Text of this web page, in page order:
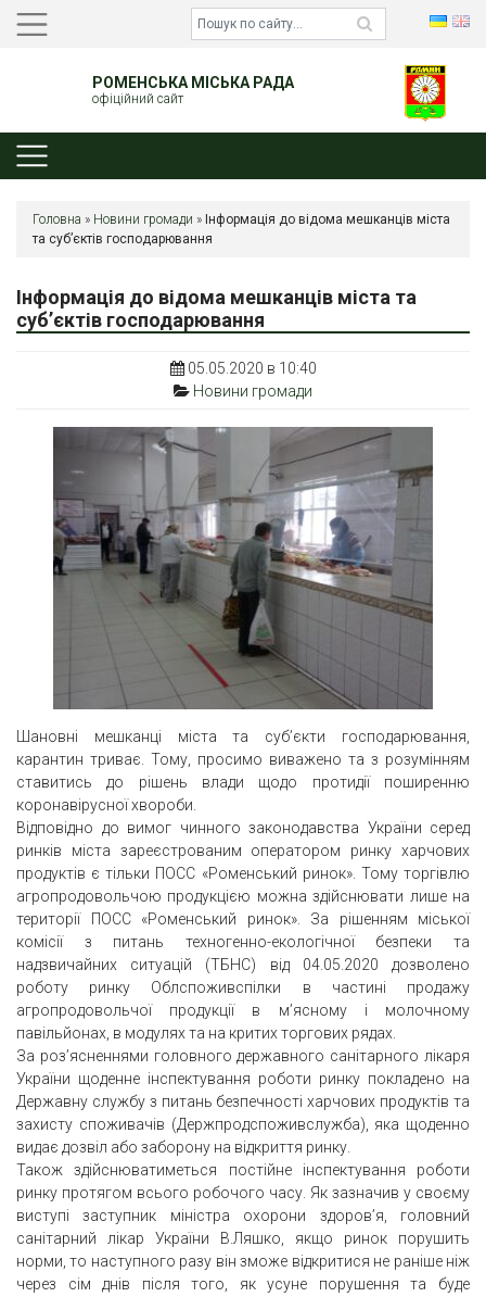
РОМЕНСЬКА МІСЬКА РАДА
офіційний сайт
Головна » Новини громади » Інформація до відома мешканців міста
та суб’єктів господарювання
Інформація до відома мешканців міста та
суб’єктів господарювання
05.05.2020 в 10:40
Новини громади
Шановні мешканці міста та суб’єкти господарювання,
карантин триває. Тому, просимо виважено та з розумінням
ставитись до рішень влади щодо протидії поширенню
коронавірусної хвороби.
Відповідно до вимог чинного законодавства України серед
ринків міста зареєстрованим оператором ринку харчових
продуктів є тільки ПОСС «Роменський ринок». Тому торгівлю
агропродовольчою продукцією можна здійснювати лише на
території ПОСС «Роменський ринок». За рішенням міської
комісії з питань техногенно-екологічної безпеки та
надзвичайних ситуацій (ТБНС) від 04.05.2020 дозволено
роботу ринку Облспоживспілки в частині продажу
агропродовольчої продукції в м’ясному і молочному
павільйонах, в модулях та на критих торгових рядах.
За роз’ясненнями головного державного санітарного лікаря
України щоденне інспектування роботи ринку покладено на
Державну службу з питань безпечності харчових продуктів та
захисту споживачів (Держпродспоживслужба), яка щоденно
видає дозвіл або заборону на відкриття ринку.
Також здійснюватиметься постійне інспектування роботи
ринку протягом всього робочого часу. Як зазначив у своєму
виступі заступник міністра охорони здоров’я, головний
санітарний лікар України В.Ляшко, якщо ринок порушить
норми, то наступного разу він зможе відкритися не раніше ніж
через сім днів після того, як усуне порушення та буде